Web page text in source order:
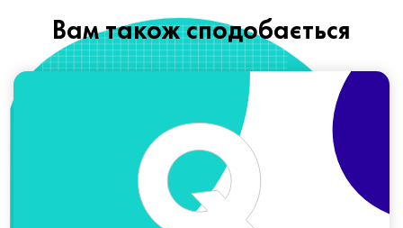
Вам також сподобається